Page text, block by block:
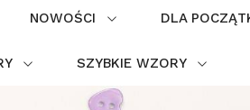
NOWOŚCI DLA
SZYBKIE WZORY